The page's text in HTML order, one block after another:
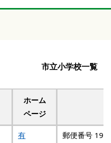
市立小学校一覧
ホーム
ページ
有
郵便番号